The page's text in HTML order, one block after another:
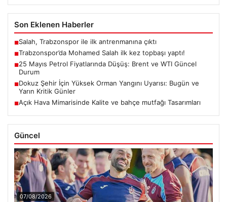
Son Eklenen Haberler
■Salah, Trabzonspor ile ilk antrenmanına çıktı
■Trabzonspor’da Mohamed Salah ilk kez topbaşı yaptı!
■25 Mayıs Petrol Fiyatlarında Düşüş: Brent ve WTI Güncel
Durum
■Dokuz Şehir İçin Yüksek Orman Yangını Uyarısı: Bugün ve
Yarın Kritik Günler
■Açık Hava Mimarisinde Kalite ve bahçe mutfağı Tasarımları
Güncel
07/08/2026